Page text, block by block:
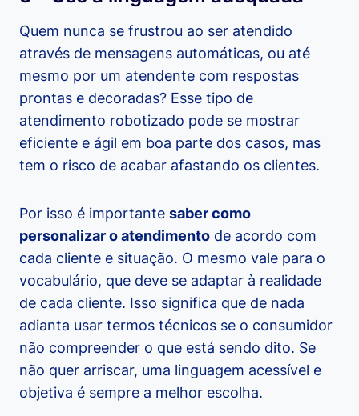
Quem nunca se frustrou ao ser atendido
através de mensagens automáticas, ou até
mesmo por um atendente com respostas
prontas e decoradas? Esse tipo de
atendimento robotizado pode se mostrar
eficiente e ágil em boa parte dos casos, mas
tem o risco de acabar afastando os clientes.
Por isso é importante saber como
personalizar o atendimento de acordo com
cada cliente e situação. O mesmo vale para o
vocabulário, que deve se adaptar à realidade
de cada cliente. Isso significa que de nada
adianta usar termos técnicos se o consumidor
não compreender o que está sendo dito. Se
não quer arriscar, uma linguagem acessível e
objetiva é sempre a melhor escolha.